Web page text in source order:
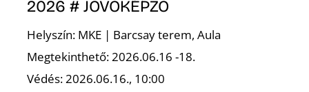
2026 # JÖVŐKÉPZŐ
Helyszín: MKE | Barcsay terem, Aula
Megtekinthető: 2026.06.16 -18.
Védés: 2026.06.16., 10:00